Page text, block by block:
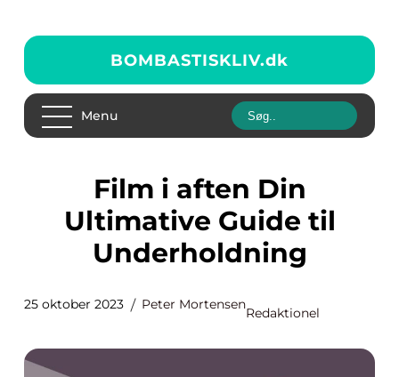
BOMBASTISKLIV.dk
Menu
Film i aften Din
Ultimative Guide til
Underholdning
25 oktober 2023 Peter Mortensen
Redaktionel